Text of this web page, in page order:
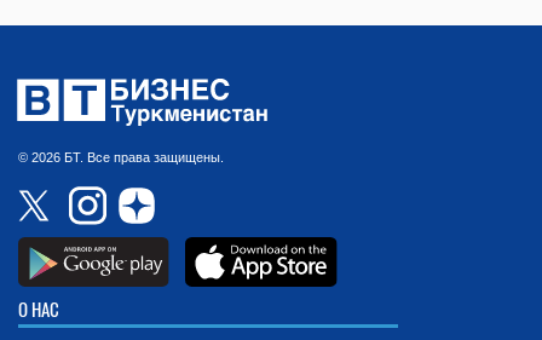
© 2026 БТ. Все права защищены.
О НАС